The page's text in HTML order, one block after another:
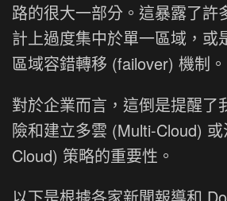
路的很大一部分。這暴露了許
計上過度集中於單一區域，或
區域容錯轉移 (failover) 機制。
對於企業而言，這倒是提醒了
險和建立多雲 (Multi-Cloud)
Cloud) 策略的重要性。